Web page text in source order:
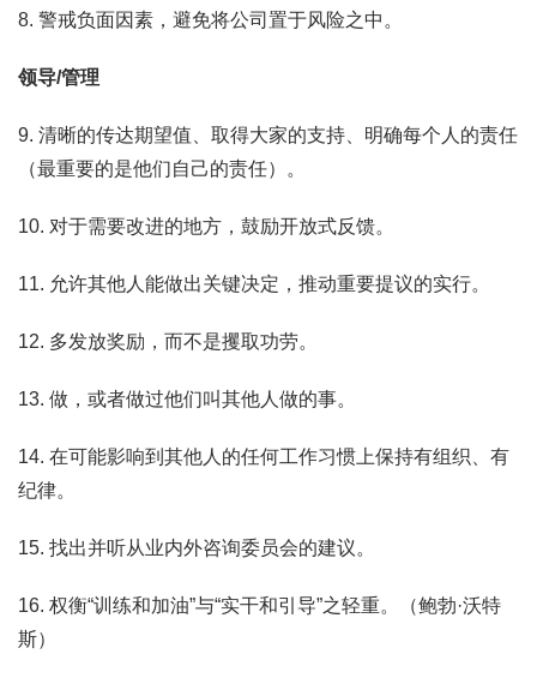
8. 警戒负面因素，避免将公司置于风险之中。
领导/管理
9. 清晰的传达期望值、取得大家的支持、明确每个人的责任
（最重要的是他们自己的责任）。
10. 对于需要改进的地方，鼓励开放式反馈。
11. 允许其他人能做出关键决定，推动重要提议的实行。
12. 多发放奖励，而不是攫取功劳。
13. 做，或者做过他们叫其他人做的事。
14. 在可能影响到其他人的任何工作习惯上保持有组织、有
纪律。
15. 找出并听从业内外咨询委员会的建议。
16. 权衡“训练和加油”与“实干和引导”之轻重。（鲍勃·沃特
斯）